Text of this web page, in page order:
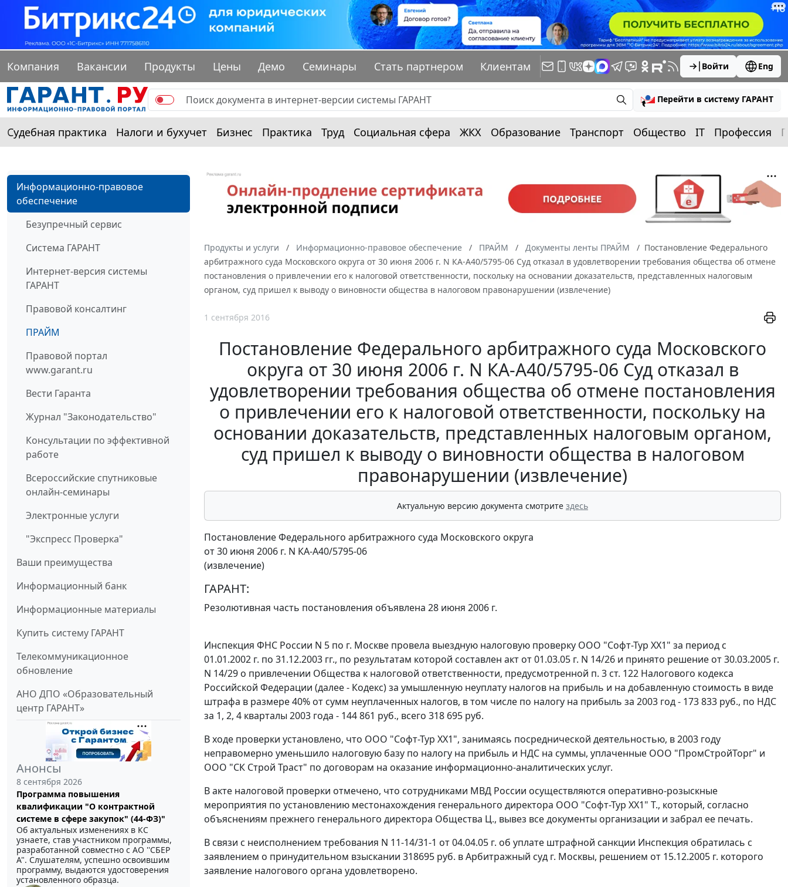
Компания Вакансии Продукты Цены Демо Семинары Стать партнером Клиентам Войти Eng
Перейти в систему ГАРАНТ
Судебная практика Налоги и бухучет Бизнес Практика Труд Социальная сфера ЖКХ Образование Транспорт Общество IT Профессия
Информационно-правовое
обеспечение
Безупречный сервис
Система ГАРАНТ
Интернет-версия системы
ГАРАНТ
Правовой консалтинг
ПРАЙМ
Правовой портал
www.garant.ru
Вести Гаранта
Журнал "Законодательство"
Консультации по эффективной
работе
Всероссийские спутниковые
онлайн-семинары
Электронные услуги
"Экспресс Проверка"
Ваши преимущества
Информационный банк
Информационные материалы
Купить систему ГАРАНТ
Телекоммуникационное
обновление
АНО ДПО «Образовательный
центр ГАРАНТ»
Анонсы
8 сентября 2026
Программа повышения
квалификации "О контрактной
системе в сфере закупок" (44-ФЗ)"
Об актуальных изменениях в КС
узнаете, став участником программы,
разработанной совместно с АО ''СБЕР
А". Слушателям, успешно освоившим
программу, выдаются удостоверения
установленного образца.
Продукты и услуги Информационно-правовое обеспечение ПРАЙМ Документы ленты ПРАЙМ
Постановление Федерального
арбитражного суда Московского округа от 30 июня 2006 г. N КА-А40/5795-06 Суд отказал в удовлетворении требования общества об отмене
постановления о привлечении его к налоговой ответственности, поскольку на основании доказательств, представленных налоговым
органом, суд пришел к выводу о виновности общества в налоговом правонарушении (извлечение)
1 сентября 2016
Постановление Федерального арбитражного суда Московского
округа от 30 июня 2006 г. N КА-А40/5795-06 Суд отказал в
удовлетворении требования общества об отмене постановления
о привлечении его к налоговой ответственности, поскольку на
основании доказательств, представленных налоговым органом,
суд пришел к выводу о виновности общества в налоговом
правонарушении (извлечение)
Актуальную версию документа смотрите здесь
Постановление Федерального арбитражного суда Московского округа
от 30 июня 2006 г. N КА-А40/5795-06
(извлечение)
ГАРАНТ:
Резолютивная часть постановления объявлена 28 июня 2006 г.
Инспекция ФНС России N 5 по г. Москве провела выездную налоговую проверку ООО "Софт-Тур XX1" за период с
01.01.2002 г. по 31.12.2003 гг., по результатам которой составлен акт от 01.03.05 г. N 14/26 и принято решение от 30.03.2005 г.
N 14/29 о привлечении Общества к налоговой ответственности, предусмотренной п. 3 ст. 122 Налогового кодекса
Российской Федерации (далее - Кодекс) за умышленную неуплату налогов на прибыль и на добавленную стоимость в виде
штрафа в размере 40% от сумм неуплаченных налогов, в том числе по налогу на прибыль за 2003 год - 173 833 руб., по НДС
за 1, 2, 4 кварталы 2003 года - 144 861 руб., всего 318 695 руб.
В ходе проверки установлено, что ООО "Софт-Тур XX1", занимаясь посреднической деятельностью, в 2003 году
неправомерно уменьшило налоговую базу по налогу на прибыль и НДС на суммы, уплаченные ООО "ПромСтройТорг" и
ООО "СК Строй Траст" по договорам на оказание информационно-аналитических услуг.
В акте налоговой проверки отмечено, что сотрудниками МВД России осуществляются оперативно-розыскные
мероприятия по установлению местонахождения генерального директора ООО "Софт-Тур XX1" Т., который, согласно
объяснениям прежнего генерального директора Общества Ц., вывез все документы организации и забрал ее печать.
В связи с неисполнением требования N 11-14/31-1 от 04.04.05 г. об уплате штрафной санкции Инспекция обратилась с
заявлением о принудительном взыскании 318695 руб. в Арбитражный суд г. Москвы, решением от 15.12.2005 г. которого
заявление налогового органа удовлетворено.